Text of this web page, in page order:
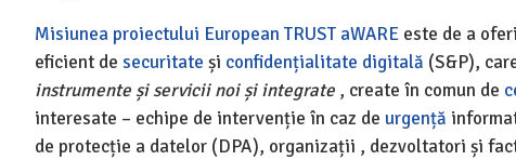
Misiunea proiectului European TRUST aWARE este de a
eficient de securitate și confidențialitate digitală (S&P),
instrumente și servicii noi și integrate , create în comun de
interesate – echipe de intervenție în caz de urgență
de protecție a datelor (DPA), organizații , dezvoltatori și